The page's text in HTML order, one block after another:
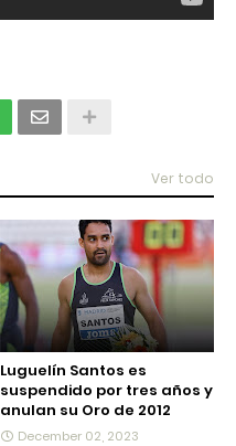
Ver todo
Luguelín Santos es
suspendido por tres años y
anulan su Oro de 2012
December 02, 2023